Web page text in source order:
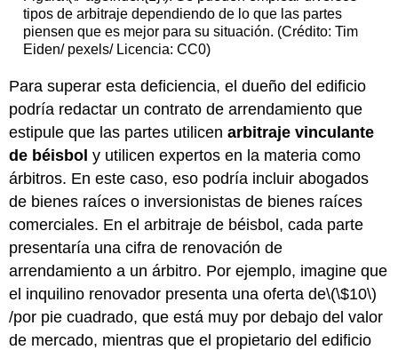
tipos de arbitraje dependiendo de lo que las partes
piensen que es mejor para su situación. (Crédito: Tim
Eiden/ pexels/ Licencia: CC0)
Para superar esta deficiencia, el dueño del edificio
podría redactar un contrato de arrendamiento que
estipule que las partes utilicenarbitraje vinculante
de béisbol y utilicen expertos en la materia como
árbitros. En este caso, eso podría incluir abogados
de bienes raíces o inversionistas de bienes raíces
comerciales. En el arbitraje de béisbol, cada parte
presentaría una cifra de renovación de
arrendamiento a un árbitro. Por ejemplo, imagine que
el inquilino renovador presenta una oferta de\(\$10\)
/por pie cuadrado, que está muy por debajo del valor
de mercado, mientras que el propietario del edificio